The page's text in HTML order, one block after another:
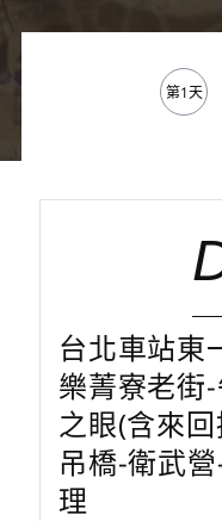
第1天
台北車站東
樂菁寮老街
之眼(含來
吊橋-衛武
理